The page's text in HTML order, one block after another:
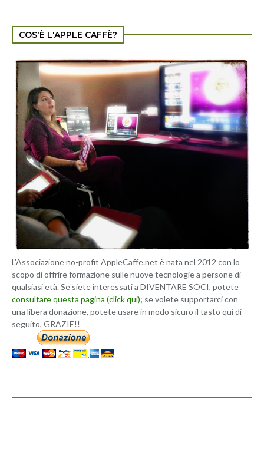
COS'È L'APPLE CAFFÈ?
L'Associazione no-profit AppleCaffe.net è nata nel 2012 con lo
scopo di offrire formazione sulle nuove tecnologie a persone di
qualsiasi età. Se siete interessati a DIVENTARE SOCI, potete
consultare questa pagina (click qui); se volete supportarci con
una libera donazione, potete usare in modo sicuro il tasto qui di
seguito, GRAZIE!!